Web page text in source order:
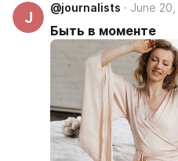
J
@journalists June 20,
Быть в моменте